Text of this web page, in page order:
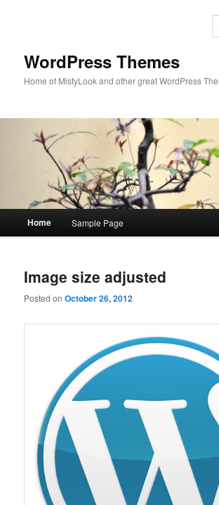
WordPress Themes
Home of MistyLook and other great WordPress
Skip
primary
Skip
secondary
Home Sample Page
Image size adjusted
Posted onOctober 26, 2012